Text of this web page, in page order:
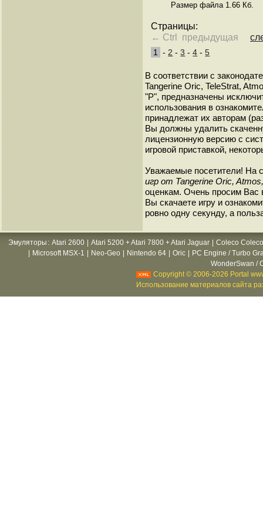
Размер файла 1.66 Кб.
Страницы:
← Ctrl предыдущая
1 - 2 -3 -4 -5
В соответствии с
Tangerine Oric, TeleStrat,
"P", предназначены
использования в
принадлежат их авторам
Вы должны удалить
лицензионную версию с
игровой приставкой,
Уважаемые посетители! На
игр от Tangerine Oric,
оценкам. Очень просим Вас
Вы скачаете игру и
ровно одну секунду, а
Эмуляторы : Atari 2600 Atari 5200 + Atari 7800 + Atari Jaguar
Coleco
Microsoft MSX-1 Neo-Geo Nintendo 64 Oric
PC Engine / Turbo
WonderSwan /
Copyright © 2006-2026 Portal
Использование материалов сайта